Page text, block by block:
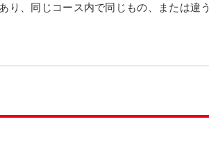
り、同じコース内で同じもの、または